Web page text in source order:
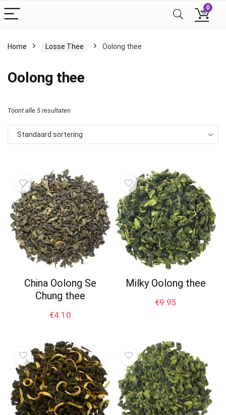
0
Home Losse Thee Oolong thee
Oolong thee
Toont alle 5 resultaten
Standaard sortering
China Oolong Se
Chung thee
€4.10
Milky Oolong thee
€9.95